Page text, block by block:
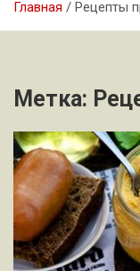
Главная Рецепты
Метка: